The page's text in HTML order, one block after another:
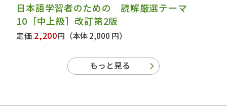
日本語学習者のための 読解厳選テーマ
10［中上級］改訂第2版
定価 2,200円 （本体 2,000 円）
もっと見る